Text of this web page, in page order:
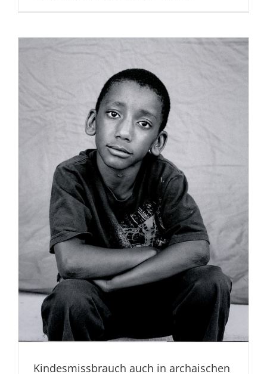
Kindesmissbrauch auch in archaischen